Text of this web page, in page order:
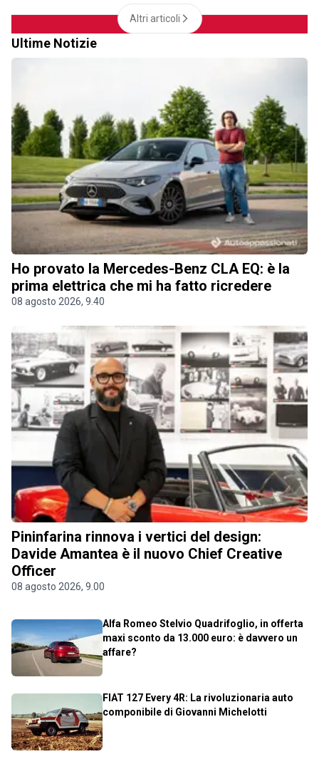
Altri articoli
Ultime Notizie
Ho provato la Mercedes-Benz CLA EQ: è la
prima elettrica che mi ha fatto ricredere
08 agosto 2026, 9.40
Pininfarina rinnova i vertici del design:
Davide Amantea è il nuovo Chief Creative
Officer
08 agosto 2026, 9.00
Alfa Romeo Stelvio Quadrifoglio, in offerta
maxi sconto da 13.000 euro: è davvero un
affare?
FIAT 127 Every 4R: La rivoluzionaria auto
componibile di Giovanni Michelotti